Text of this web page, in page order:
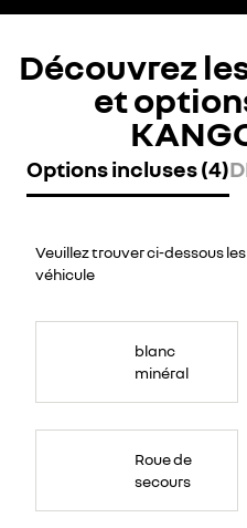
Découvrez
et
Options incluses (4)
Veuillez trouver ci-dessous
véhicule
blanc
minéral
Roue de
secours